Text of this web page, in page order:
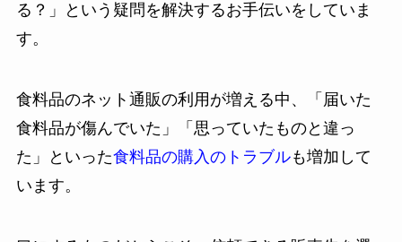
る？」という疑問を解決するお手伝いをしていま
す。
食料品のネット通販の利用が増える中、「届いた
食料品が傷んでいた」「思っていたものと違っ
た」といった食料品の購入のトラブルも増加して
います。